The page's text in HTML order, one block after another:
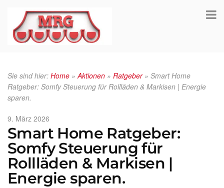
Sie sind hier: Home »Aktionen » Ratgeber» Smart Home
Ratgeber: Somfy Steuerung für Rollläden & Markisen | Energie
sparen.
Veröffentlicht
am
9. März 2026
Smart Home Ratgeber:
Somfy Steuerung für
Rollläden & Markisen |
Energie sparen.